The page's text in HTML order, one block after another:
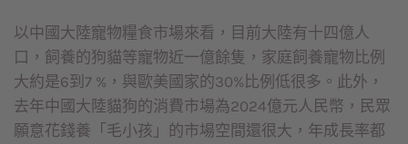
以中國大陸寵物糧食市場來看，目前大陸有十四億人
口，飼養的狗貓等寵物近一億餘隻，家庭飼養寵物比例
大約是6到7 %，與歐美國家的30%比例低很多。此外，
去年中國大陸貓狗的消費市場為2024億元人民幣，民眾
願意花錢養「毛小孩」的市場空間還很大，年成長率都